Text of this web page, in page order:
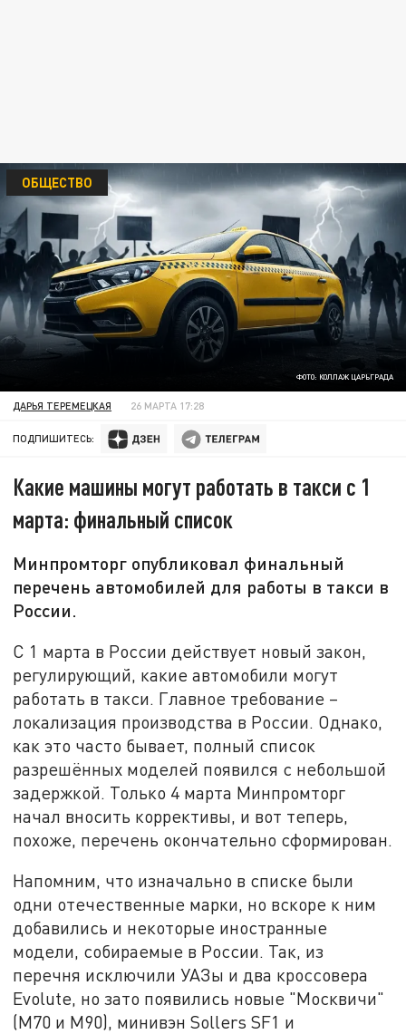
ФОТО: КОЛЛАЖ ЦАРЬГРАДА
ОБЩЕСТВО
ДАРЬЯ ТЕРЕМЕЦКАЯ 26 МАРТА 17:28
ПОДПИШИТЕСЬ:
Какие машины могут работать в такси с 1
марта: финальный список
Минпромторг опубликовал финальный
перечень автомобилей для работы в такси в
России.
С 1 марта в России действует новый закон,
регулирующий, какие автомобили могут
работать в такси. Главное требование –
локализация производства в России. Однако,
как это часто бывает, полный список
разрешённых моделей появился с небольшой
задержкой. Только 4 марта Минпромторг
начал вносить коррективы, и вот теперь,
похоже, перечень окончательно сформирован.
Напомним, что изначально в списке были
одни отечественные марки, но вскоре к ним
добавились и некоторые иностранные
модели, собираемые в России. Так, из
перечня исключили УАЗы и два кроссовера
Evolute, но зато появились новые "Москвичи"
(М70 и М90), минивэн Sollers SF1 и